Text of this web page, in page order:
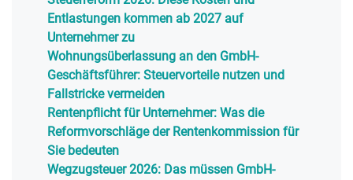
Entlastungen kommen ab 2027 auf
Unternehmer zu
Wohnungsüberlassung an den GmbH-
Geschäftsführer: Steuervorteile nutzen und
Fallstricke vermeiden
Rentenpflicht für Unternehmer: Was die
Reformvorschläge der Rentenkommission für
Sie bedeuten
Wegzugsteuer 2026: Das müssen GmbH-